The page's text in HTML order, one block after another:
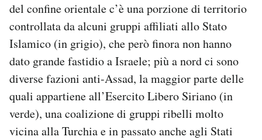
del confine orientale c’è una porzione di territorio
controllata da alcuni gruppi affiliati allo Stato
Islamico (in grigio), che però finora non hanno
dato grande fastidio a Israele; più a nord ci sono
diverse fazioni anti-Assad, la maggior parte delle
quali appartiene all’Esercito Libero Siriano (in
verde), una coalizione di gruppi ribelli molto
vicina alla Turchia e in passato anche agli Stati